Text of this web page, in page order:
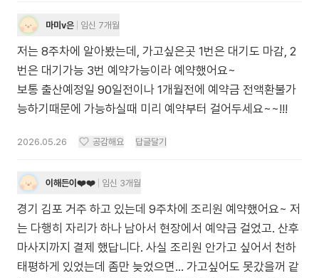
마미v은 임신 7개월
저는 8주차에 알아봤는데, 가고싶은곳 1번은 대기도 마감, 2
번은 대기가능 3번 예약가능이라 예약했어요~
보통 출산예정일 90일전이나 1개월전에 예약금 전액환불가
능하기때문에 가능하실때 미리 예약부터 걸어두세요~~!!!
2026.05.26 공감해요 답글달기
이해든이❤️❤️ 임신 3개월
경기 김포 거주 하고 있는데 9주차에 조리원 예약했어요~ 저
는 다행히 자리가 하나 남아서 현장에서 예약금 걸었고. 산후
마사지까지 결제 했답니다. 사실 조리원 안가고 싶어서 천하
태평하게 있었는데 좀만 늦었으면... 가고싶어도 못갔을꺼 같